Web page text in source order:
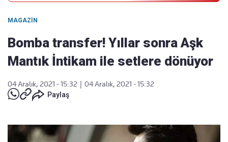
MAGAZIN
Bomba transfer! Yıllar sonra Aşk
Mantık İntikam ile setlere dönüyor
04 Aralık, 2021 - 15:32
04 Aralık, 2021 - 15:32
Paylaş